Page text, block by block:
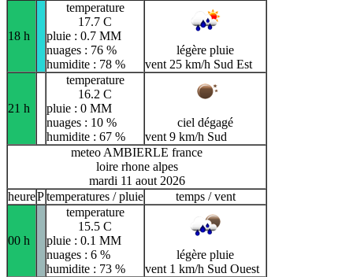
18 h
temperature
17.7 C
pluie : 0.7 MM
nuages : 76 %
humidite : 78 %
légère pluie
vent 25 km/h Sud Est
21 h
temperature
16.2 C
pluie : 0 MM
nuages : 10 %
humidite : 67 %
ciel dégagé
vent 9 km/h Sud
meteo AMBIERLE france
loire rhone alpes
mardi 11 aout 2026
heurePtemperatures / pluie temps / vent
00 h
temperature
15.5 C
pluie : 0.1 MM
nuages : 6 %
humidite : 73 %
légère pluie
vent 1 km/h Sud Ouest